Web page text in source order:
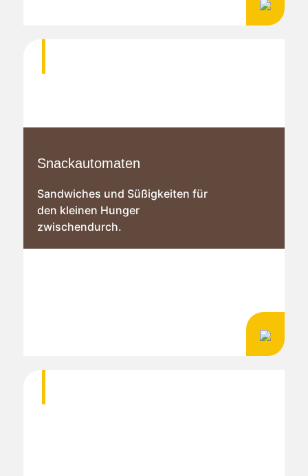
Snackautomaten
Sandwiches und Süßigkeiten für
den kleinen Hunger
zwischendurch.